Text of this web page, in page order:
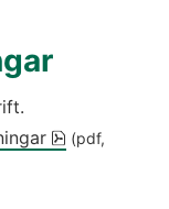
pdf, 267.5
(pdf,